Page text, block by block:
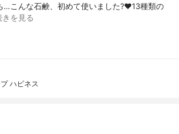
…こんな石鹸、初めて使いました?❤13種類の
きを見る
ハピネス